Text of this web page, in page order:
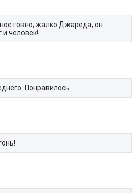
говно, жалко Джареда, он
и человек!
Понравилось